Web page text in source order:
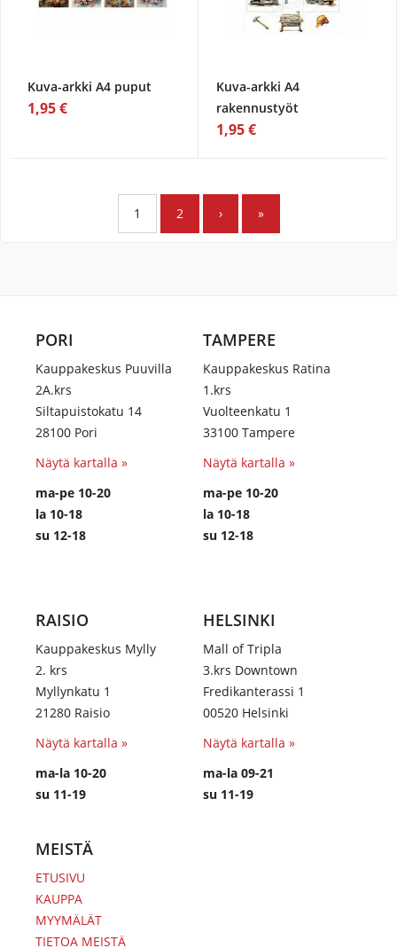
Kuva-arkki A4 puput
1,95 €
Kuva-arkki A4
rakennustyöt
1,95 €
1 2 › »
PORI
Kauppakeskus Puuvilla
2A.krs
Siltapuistokatu 14
28100 Pori
Näytä kartalla »
ma-pe 10-20
la 10-18
su 12-18
TAMPERE
Kauppakeskus Ratina
1.krs
Vuolteenkatu 1
33100 Tampere
Näytä kartalla »
ma-pe 10-20
la 10-18
su 12-18
RAISIO
Kauppakeskus Mylly
2. krs
Myllynkatu 1
21280 Raisio
Näytä kartalla »
ma-la 10-20
su 11-19
HELSINKI
Mall of Tripla
3.krs Downtown
Fredikanterassi 1
00520 Helsinki
Näytä kartalla »
ma-la 09-21
su 11-19
MEISTÄ
ETUSIVU
KAUPPA
MYYMÄLÄT
TIETOA MEISTÄ